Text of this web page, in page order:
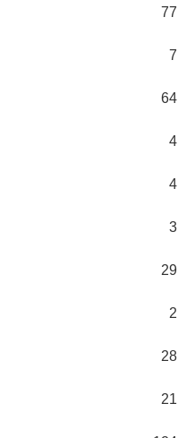
77
7
64
4
4
3
29
2
28
21